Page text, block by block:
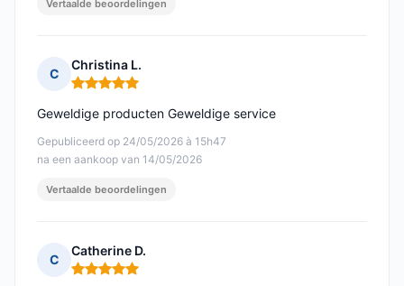
Vertaalde beoordelingen
C
Christina L.
Opmerking: 5 van 5
Gepubliceerd op 24/05/2026 à 15h47
na een aankoop van 14/05/2026
Geweldige producten Geweldige service
Vertaalde beoordelingen
C
Catherine D.
Opmerking: 5 van 5